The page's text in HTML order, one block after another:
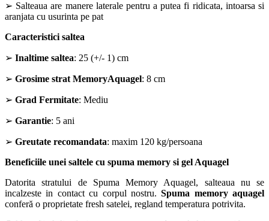
➢ Salteaua are manere laterale pentru a putea fi ridicata, intoarsa si
aranjata cu usurinta pe pat
Caracteristici saltea
➢ Inaltime saltea: 25 (+/- 1) cm
➢ Grosime strat MemoryAquagel: 8 cm
➢ Grad Fermitate: Mediu
➢ Garantie: 5 ani
➢ Greutate recomandata: maxim 120 kg/persoana
Beneficiile unei saltele cu spuma memory si gel Aquagel
Datorita stratului de Spuma Memory Aquagel, salteaua nu se
incalzeste in contact cu corpul nostru.Spuma memory aquagel
conferă o proprietate fresh satelei, regland temperatura potrivita.